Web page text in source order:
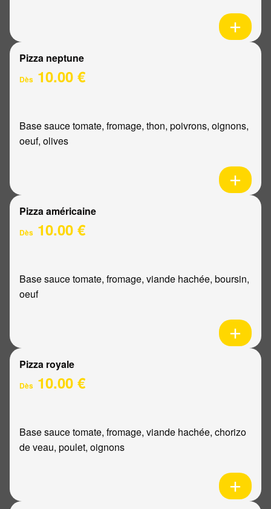
Pizza neptune
Dès 10.00 €
Base sauce tomate, fromage, thon, poivrons, oignons,
oeuf, olives
Pizza américaine
Dès 10.00 €
Base sauce tomate, fromage, viande hachée, boursin,
oeuf
Pizza royale
Dès 10.00 €
Base sauce tomate, fromage, viande hachée, chorizo
de veau, poulet, oignons